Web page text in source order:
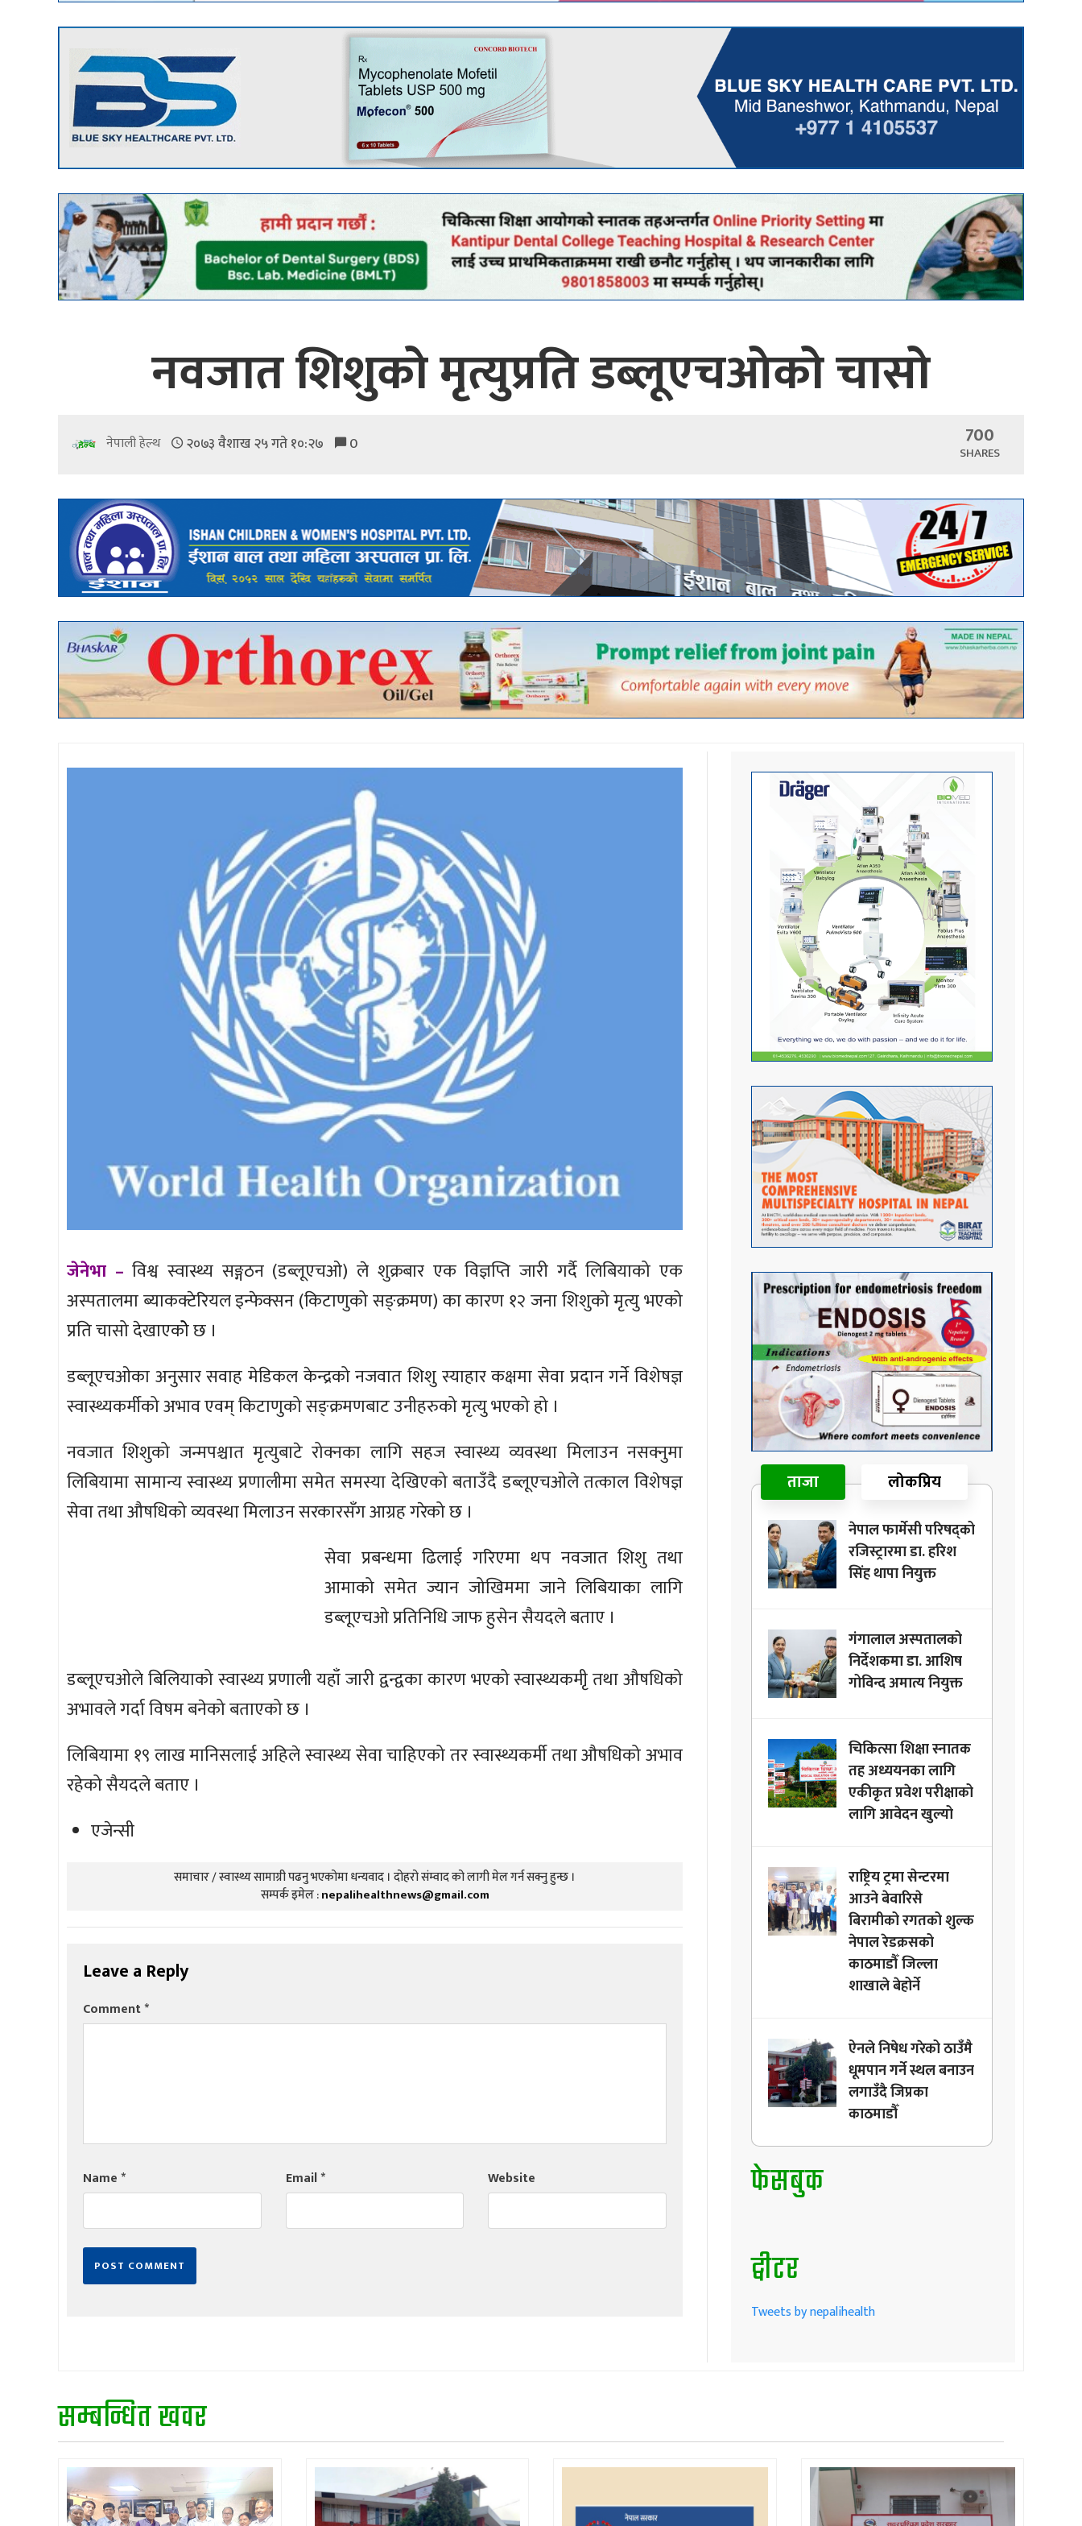
नवजात शिशुको मृत्युप्रति डब्लूएचओको चासो
नेपाली हेल्थ २०७३ वैशाख २५ गते १०:२७ 0 700
SHARES
जेनेभा – विश्व स्वास्थ्य सङ्गठन (डब्लूएचओ) ले शुक्रबार एक विज्ञप्ति जारी गर्दै लिबियाको एक
अस्पतालमा ब्याकक्टेरियल इन्फेक्सन (किटाणुको सङ्क्रमण) का कारण १२ जना शिशुको मृत्यु भएको
प्रति चासो देखाएकोे छ ।
डब्लूएचओका अनुसार सवाह मेडिकल केन्द्रको नजवात शिशु स्याहार कक्षमा सेवा प्रदान गर्ने विशेषज्ञ
स्वास्थ्यकर्मीको अभाव एवम् किटाणुको सङ्क्रमणबाट उनीहरुको मृत्यु भएको हो ।
नवजात शिशुको जन्मपश्चात मृत्युबाटे रोक्नका लागि सहज स्वास्थ्य व्यवस्था मिलाउन नसक्नुमा
लिबियामा सामान्य स्वास्थ्य प्रणालीमा समेत समस्या देखिएको बताउँदै डब्लूएचओले तत्काल विशेषज्ञ
सेवा तथा औषधिको व्यवस्था मिलाउन सरकारसँग आग्रह गरेको छ ।
सेवा प्रबन्धमा ढिलाई गरिएमा थप नवजात शिशु तथा
आमाको समेत ज्यान जोखिममा जाने लिबियाका लागि
डब्लूएचओ प्रतिनिधि जाफ हुसेन सैयदले बताए ।
डब्लूएचओले बिलियाको स्वास्थ्य प्रणाली यहाँ जारी द्वन्द्वका कारण भएको स्वास्थ्यकमीृ तथा औषधिको
अभावले गर्दा विषम बनेको बताएको छ ।
लिबियामा १९ लाख मानिसलाई अहिले स्वास्थ्य सेवा चाहिएको तर स्वास्थ्यकर्मी तथा औषधिको अभाव
रहेको सैयदले बताए ।
एजेन्सी
समाचार / स्वास्थ्य सामाग्री पढनु भएकोमा धन्यवाद । दोहरो संम्वाद को लागी मेल गर्न सक्नु हुन्छ ।
सम्पर्क इमेल :nepalihealthnews@gmail.com
Leave a Reply
Comment*
Name* Email* Website
ताजा लोकप्रिय
नेपाल फार्मेसी परिषद्को
रजिस्ट्रारमा डा. हरिश
सिंह थापा नियुक्त
गंगालाल अस्पतालको
निर्देशकमा डा. आशिष
गोविन्द अमात्य नियुक्त
चिकित्सा शिक्षा स्नातक
तह अध्ययनका लागि
एकीकृत प्रवेश परीक्षाको
लागि आवेदन खुल्यो
राष्ट्रिय ट्रमा सेन्टरमा
आउने बेवारिसे
बिरामीको रगतको शुल्क
नेपाल रेडक्रसको
काठमाडौँ जिल्ला
शाखाले बेहोर्ने
ऐनले निषेध गरेको ठाउँमै
धूमपान गर्ने स्थल बनाउन
लगाउँदै जिप्रका
काठमाडौँ
फेसबुक
ट्वीटर
Tweets by nepalihealth
सम्बन्धित खवर